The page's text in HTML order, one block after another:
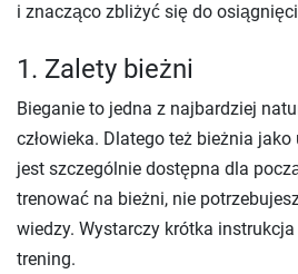
i znacząco zbliżyć się do
1. Zalety bieżni
Bieganie to jedna z najbardziej
człowieka. Dlatego też bieżnia
jest szczególnie dostępna dla
trenować na bieżni, nie
wiedzy. Wystarczy krótka
trening.